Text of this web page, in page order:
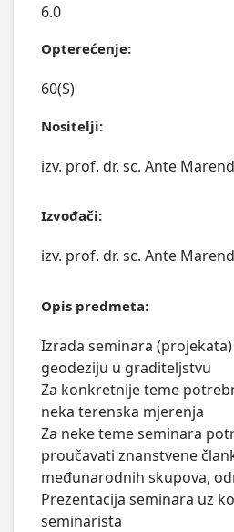
6.0
Opterećenje:
60(S)
Nositelji:
izv. prof. dr. sc. Ante
Izvođači:
izv. prof. dr. sc. Ante
Opis predmeta:
Izrada seminara
geodeziju u graditeljstvu
Za konkretnije teme
neka terenska mjerenja
Za neke teme seminara
proučavati znanstvene
međunarodnih skupova,
Prezentacija seminara uz
seminarista